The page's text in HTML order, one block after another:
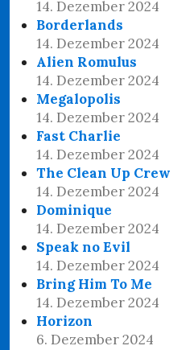
14. Dezember 2024
Borderlands
14. Dezember 2024
Alien Romulus
14. Dezember 2024
Megalopolis
14. Dezember 2024
Fast Charlie
14. Dezember 2024
The Clean Up Crew
14. Dezember 2024
Dominique
14. Dezember 2024
Speak no Evil
14. Dezember 2024
Bring Him To Me
14. Dezember 2024
Horizon
6. Dezember 2024